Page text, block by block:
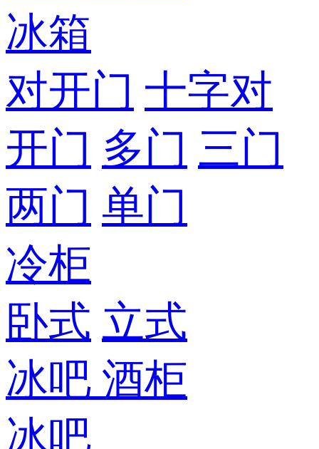
冰箱
对开门 十字对
开门 多门 三门
两门 单门
冷柜
卧式 立式
冰吧 酒柜
冰吧